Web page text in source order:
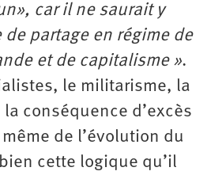
car il ne saurait y
de partage en régime de
et de capitalisme ».
le militarisme, la
conséquence d’excès
de l’évolution du
cette logique qu’il